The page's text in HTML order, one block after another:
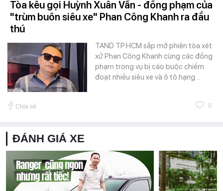
Tòa kêu gọi Huỳnh Xuân Vấn - đồng phạm của
"trùm buôn siêu xe" Phan Công Khanh ra đầu
thú
TAND TP.HCM sắp mở phiên tòa xét
xử Phan Công Khanh cùng các đồng
phạm trong vụ bị cáo buộc chiếm
đoạt nhiều siêu xe và ô tô hạng…
Chia sẻ 0
ĐÁNH GIÁ XE